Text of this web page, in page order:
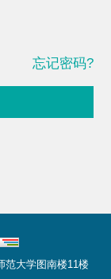
忘记密码?
范大学图南楼11楼